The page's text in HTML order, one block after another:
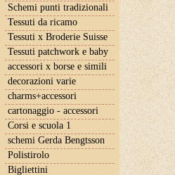
Schemi punti tradizionali
Tessuti da ricamo
Tessuti x Broderie Suisse
Tessuti patchwork e baby
accessori x borse e simili
decorazioni varie
charms+accessori
cartonaggio - accessori
Corsi e scuola 1
schemi Gerda Bengtsson
Polistirolo
Bigliettini